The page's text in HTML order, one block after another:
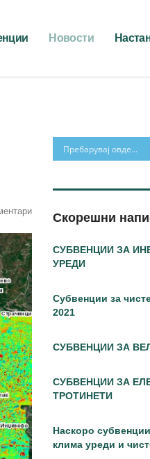
Новости
Скорешни
СУБВЕНЦИИ ЗА
УРЕДИ
Субвенции за
2021
СУБВЕНЦИИ ЗА
СУБВЕНЦИИ ЗА
ТРОТИНЕТИ
Наскоро
клима уреди и